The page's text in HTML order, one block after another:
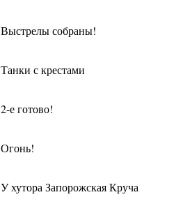
Выстрелы собраны!
Танки с крестами
2-е готово!
Огонь!
У хутора Запорожская Круча